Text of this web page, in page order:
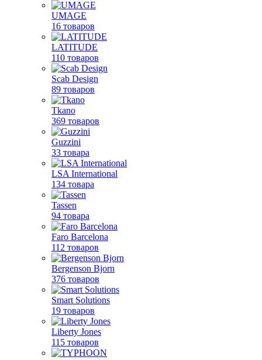
UMAGE
16 товаров
LATITUDE
110 товаров
Scab Design
89 товаров
Tkano
369 товаров
Guzzini
33 товара
LSA International
134 товара
Tassen
94 товара
Faro Barcelona
112 товаров
Bergenson Bjorn
376 товаров
Smart Solutions
19 товаров
Liberty Jones
115 товаров